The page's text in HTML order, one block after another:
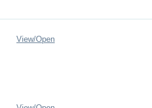
View/Open